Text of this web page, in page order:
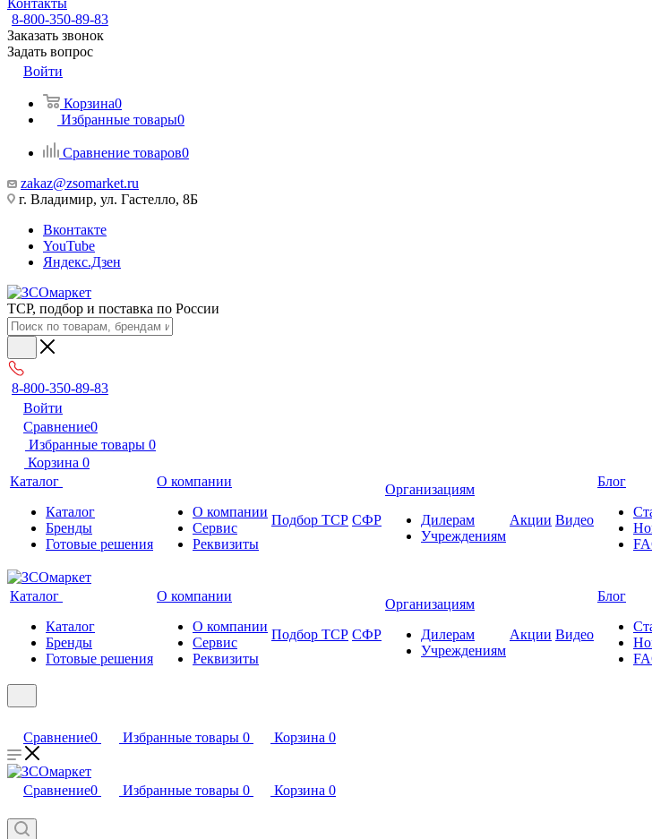
Контакты
8-800-350-89-83
Заказать звонок
Задать вопрос
Войти
Корзина0
Избранные товары0
Сравнение товаров0
zakaz@zsomarket.ru
г. Владимир, ул. Гастелло, 8Б
Вконтакте
YouTube
Яндекс.Дзен
ТСР, подбор и поставка по России
8-800-350-89-83
Войти
Сравнение0
Избранные товары 0
Корзина 0
Каталог
Каталог
Бренды
Готовые решения
О компании
О компании
Сервис
Реквизиты
Подбор ТСР СФР
Организациям
Дилерам
Учреждениям
Акции Видео
Блог
Каталог
Каталог
Бренды
Готовые решения
О компании
О компании
Сервис
Реквизиты
Подбор ТСР СФР
Организациям
Дилерам
Учреждениям
Акции Видео
Блог
Сравнение0 Избранные товары 0 Корзина 0
Сравнение0 Избранные товары 0 Корзина 0